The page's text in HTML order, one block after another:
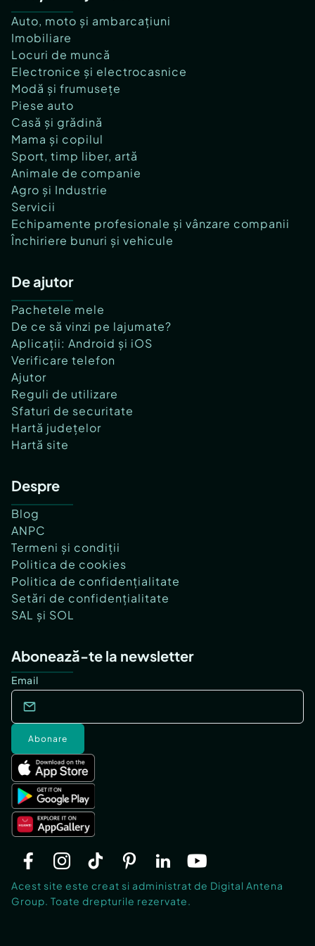
Auto, moto și ambarcațiuni
Imobiliare
Locuri de muncă
Electronice și electrocasnice
Modă și frumusețe
Piese auto
Casă și grădină
Mama și copilul
Sport, timp liber, artă
Animale de companie
Agro și Industrie
Servicii
Echipamente profesionale și vânzare companii
Închiriere bunuri și vehicule
De ajutor
Pachetele mele
De ce să vinzi pe lajumate?
Aplicații: Android și iOS
Verificare telefon
Ajutor
Reguli de utilizare
Sfaturi de securitate
Hartă județelor
Hartă site
Despre
Blog
ANPC
Termeni și condiții
Politica de cookies
Politica de confidențialitate
Setări de confidențialitate
SAL și SOL
Abonează-te la newsletter
Email
Abonare
Acest site este creat si administrat de Digital Antena
Group. Toate drepturile rezervate.